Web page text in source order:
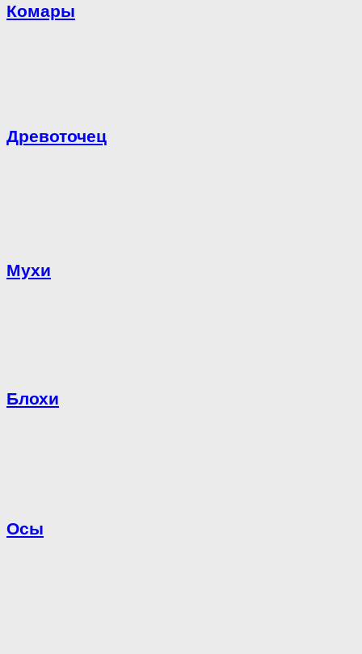
Комары
Древоточец
Мухи
Блохи
Осы